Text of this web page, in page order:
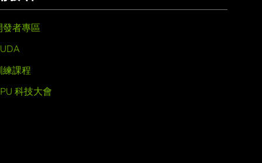
發者專區
練課程
科技大會